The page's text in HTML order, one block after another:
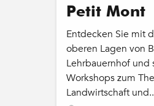
Petit Mont
Entdecken Sie mit
oberen Lagen von
Lehrbauernhof und
Workshops zum
Landwirtschaft